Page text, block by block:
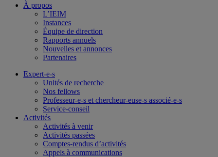
À propos
L’IEIM
Instances
Équipe de direction
Rapports annuels
Nouvelles et annonces
Partenaires
Expert-e-s
Unités de recherche
Nos fellows
Professeur-e-s et chercheur-euse-s associé-e-s
Service-conseil
Activités
Activités à venir
Activités passées
Comptes-rendus d’activités
Appels à communications